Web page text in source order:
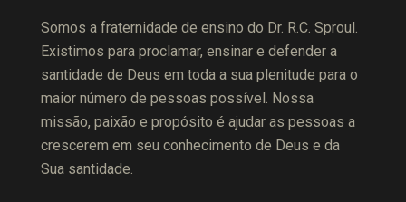
Somos a fraternidade de ensino do Dr. R.C. Sproul.
Existimos para proclamar, ensinar e defender a
santidade de Deus em toda a sua plenitude para o
maior número de pessoas possível. Nossa
missão, paixão e propósito é ajudar as pessoas a
crescerem em seu conhecimento de Deus e da
Sua santidade.